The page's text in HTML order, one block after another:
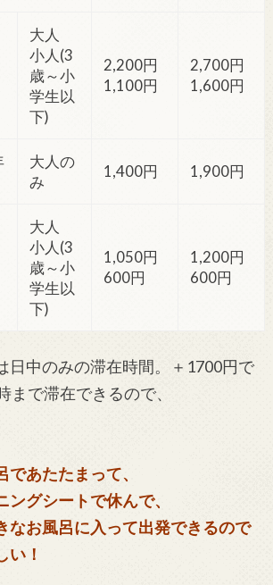
大人
小人(3
歳～小
学生以
下)
2,200円
1,100円
2,700円
1,600円
大人の
み
1,400円 1,900円
大人
小人(3
歳～小
学生以
下)
1,050円
600円
1,200円
600円
日中のみの滞在時間。＋1700円で
まで滞在できるので、
あたたまって、
グシートで休んで、
なお風呂に入って出発できるので
い！